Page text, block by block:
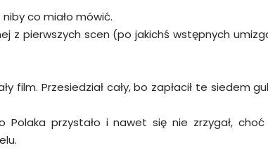
co miało mówić.
z pierwszych scen (po jakichś wstępnych
film. Przesiedział cały, bo zapłacił te siedem
Polaka przystało i nawet się nie zrzygał,